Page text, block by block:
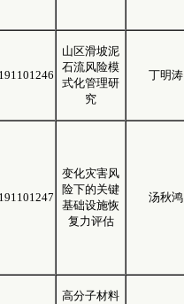
山区滑坡泥
石流风险模
式化管理研
究
丁明涛
变化灾害风
险下的关键
基础设施恢
复力评估
汤秋鸿
高分子材料